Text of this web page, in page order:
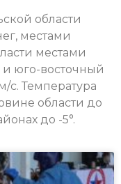
области
местами
местами
юго-восточный
с. Температура
области до
до -5°.